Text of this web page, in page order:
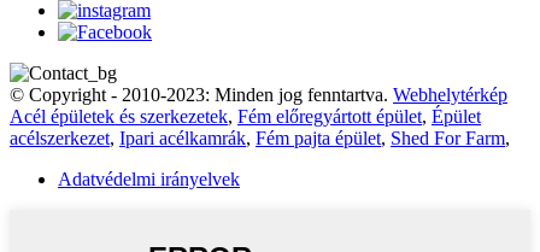
© Copyright - 2010-2023: Minden jog fenntartva. Webhelytérkép
Acél épületek és szerkezetek, Fém előregyártott épület, Épület
acélszerkezet, Ipari acélkamrák, Fém pajta épület, Shed For Farm,
Adatvédelmi irányelvek